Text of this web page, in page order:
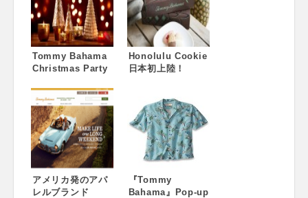
高島屋にて3月2日
から開催 ～旗艦店
のアパレル全アイ
テム&ホームグッズ
を展開、先着でプ
レゼントも～
Tommy Bahama
Christmas Party
本独占販売を開始
したHonolulu
Cookieのチョコレ
ートディッピング
イベントも開催!
Honolulu Cookie
日本初上陸！
ート ～12月19日
(土)＆20日(日)は、
チョコレートディ
ッピングイベント
も開催～
アメリカ発のアパ
レルブランド
『Tommy
Bahama』Pop-up